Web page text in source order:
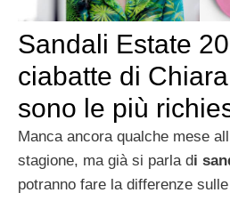
Sandali Estate
ciabatte di
sono le più
Manca ancora qualche mese
stagione, ma già si parla di
potranno fare la differenze